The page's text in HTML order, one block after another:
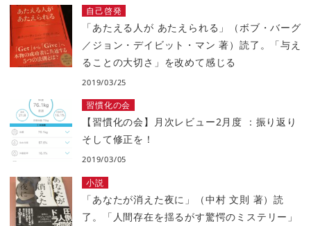
自己啓発
「あたえる人が あたえられる」（ボブ・バーグ
／ジョン・デイビット・マン 著）読了。「与え
ることの大切さ」を改めて感じる
2019/03/25
習慣化の会
【習慣化の会】月次レビュー2月度 ：振り返り
そして修正を！
2019/03/05
小説
「あなたが消えた夜に」（中村 文則 著）読
了。「人間存在を揺るがす驚愕のミステリー」